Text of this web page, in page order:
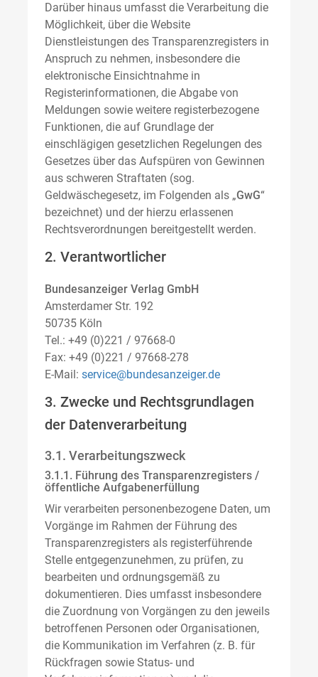
Darüber hinaus umfasst die Verarbeitung die
Möglichkeit, über die Website
Dienstleistungen des Transparenzregisters in
Anspruch zu nehmen, insbesondere die
elektronische Einsichtnahme in
Registerinformationen, die Abgabe von
Meldungen sowie weitere registerbezogene
Funktionen, die auf Grundlage der
einschlägigen gesetzlichen Regelungen des
Gesetzes über das Aufspüren von Gewinnen
aus schweren Straftaten (sog.
Geldwäschegesetz, im Folgenden als „GwG“
bezeichnet) und der hierzu erlassenen
Rechtsverordnungen bereitgestellt werden.
2. Verantwortlicher
Bundesanzeiger Verlag GmbH
Amsterdamer Str. 192
50735 Köln
Tel.: +49 (0)221 / 97668-0
Fax: +49 (0)221 / 97668-278
E-Mail: service@bundesanzeiger.de
3. Zwecke und Rechtsgrundlagen
der Datenverarbeitung
3.1. Verarbeitungszweck
3.1.1. Führung des Transparenzregisters /
öffentliche Aufgabenerfüllung
Wir verarbeiten personenbezogene Daten, um
Vorgänge im Rahmen der Führung des
Transparenzregisters als registerführende
Stelle entgegenzunehmen, zu prüfen, zu
bearbeiten und ordnungsgemäß zu
dokumentieren. Dies umfasst insbesondere
die Zuordnung von Vorgängen zu den jeweils
betroffenen Personen oder Organisationen,
die Kommunikation im Verfahren (z. B. für
Rückfragen sowie Status- und